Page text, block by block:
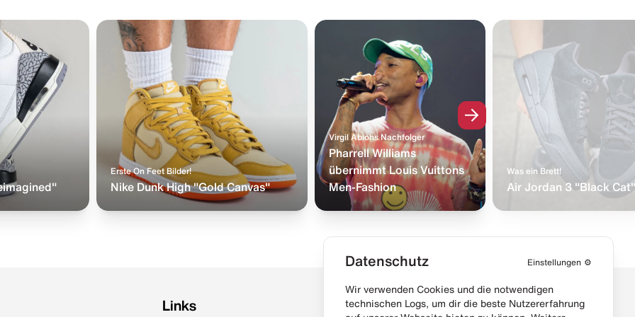
Erste On Feet Bilder!
Nike Dunk High "Gold Canvas"
Virgil Ablohs Nachfolger
Pharrell Williams
übernimmt Louis Vuittons
Men-Fashion
Was ein Brett!
Air Jordan 3 "Black Cat"
Links
Datenschutz Einstellungen ⚙️
Wir verwenden Cookies und die notwendigen
technischen Logs, um dir die beste Nutzererfahrung